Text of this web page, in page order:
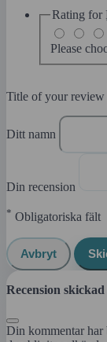
Rating for
Please
Title of your review
Ditt namn
Din recension
* Obligatoriska fält
Avbryt
Recension skickad
Din kommentar